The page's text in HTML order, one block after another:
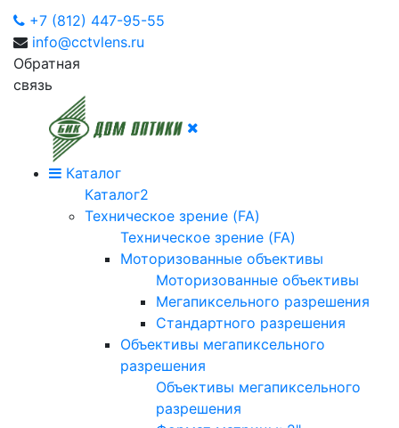
+7 (812) 447-95-55
info@cctvlens.ru
Обратная
связь
Каталог
Каталог2
Техническое зрение (FA)
Техническое зрение (FA)
Моторизованные объективы
Моторизованные объективы
Мегапиксельного разрешения
Стандартного разрешения
Объективы мегапиксельного
разрешения
Объективы мегапиксельного
разрешения